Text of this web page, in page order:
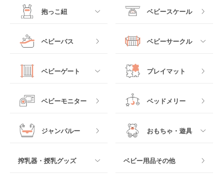
ベッドインベッド
クーファン
マットレス・布団
ベビーベッドその他
ベビーカーその他
ジュニアシート
チャイルドシートその
他
すべて
ロッキングタイプ
すべて
テーブルチェア
抱っこ紐
すべて
抱っこ紐その他
ベビースケール
ベビーバス ベビーサークル
すべて
木製
マット製
ベビーゲート
すべて
プレイマット
ベビーモニター ベッドメリー
ジャンパルー おもちゃ・遊具
搾乳器・授乳グッズ ベビー用品その他